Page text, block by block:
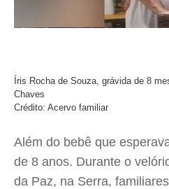
Íris Rocha de Souza, grávida de 8
Chaves
Crédito: Acervo familiar
Além do bebê que
de 8 anos. Durante o
da Paz, na Serra,